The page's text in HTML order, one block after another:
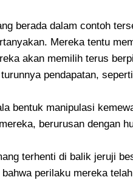
berada dalam contoh
Mereka tentu
akan memilih terus
pendapatan,
bentuk manipulasi
berurusan dengan
terhenti di balik jeruji
perilaku mereka